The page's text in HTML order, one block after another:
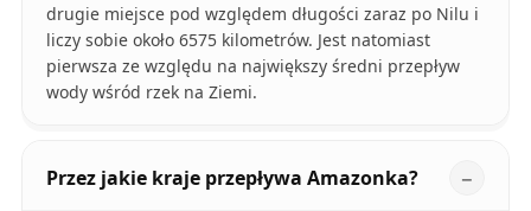
drugie miejsce pod względem długości zaraz po Nilu i
liczy sobie około 6575 kilometrów. Jest natomiast
pierwsza ze względu na największy średni przepływ
wody wśród rzek na Ziemi.
Przez jakie kraje przepływa Amazonka?